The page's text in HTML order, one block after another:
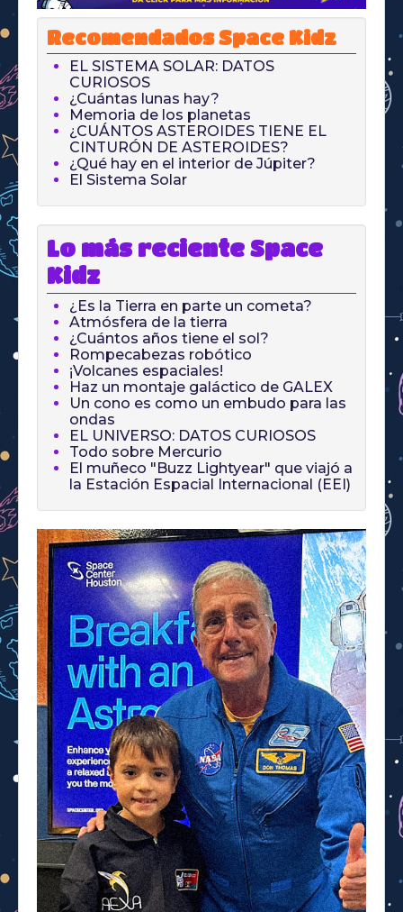
Recomendados Space Kidz
EL SISTEMA SOLAR: DATOS
CURIOSOS
¿Cuántas lunas hay?
Memoria de los planetas
¿CUÁNTOS ASTEROIDES TIENE EL
CINTURÓN DE ASTEROIDES?
¿Qué hay en el interior de Júpiter?
El Sistema Solar
Lo más reciente Space
Kidz
¿Es la Tierra en parte un cometa?
Atmósfera de la tierra
¿Cuántos años tiene el sol?
Rompecabezas robótico
¡Volcanes espaciales!
Haz un montaje galáctico de GALEX
Un cono es como un embudo para las
ondas
EL UNIVERSO: DATOS CURIOSOS
Todo sobre Mercurio
El muñeco "Buzz Lightyear" que viajó a
la Estación Espacial Internacional (EEI)